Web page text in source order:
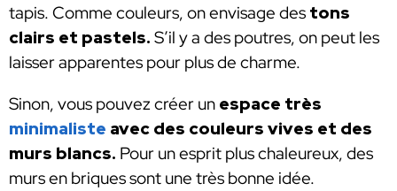
tapis. Comme couleurs, on envisage des tons
clairs et pastels. S’il y a des poutres, on peut les
laisser apparentes pour plus de charme.
Sinon, vous pouvez créer un espace très
minimaliste avec des couleurs vives et des
murs blancs. Pour un esprit plus chaleureux, des
murs en briques sont une très bonne idée.